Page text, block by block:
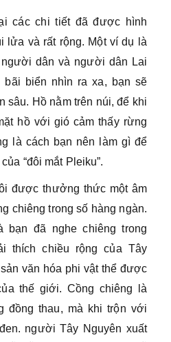
các chi tiết đã được hình
lửa và rất rộng. Một ví dụ là
dân và người dân Lai
bãi biển nhìn ra xa, bạn sẽ
sâu. Hồ nằm trên núi, để khi
hồ với gió cảm thấy rừng
là cách bạn nên làm gì để
“đôi mắt Pleiku”.
được thưởng thức một âm
chiêng trong số hàng ngàn.
bạn đã nghe chiêng trong
thích chiều rộng của Tây
văn hóa phi vật thể được
thế giới. Cồng chiêng là
đồng thau, mà khi trộn với
người Tây Nguyên xuất